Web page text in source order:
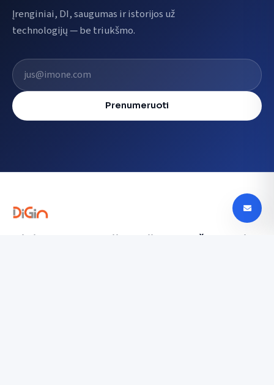
Įrenginiai, DI, saugumas ir istorijos už
technologijų — be triukšmo.
El. pašto adresas
Prenumeruoti
Digin - Technologijų naujienos, apžvalgos ir